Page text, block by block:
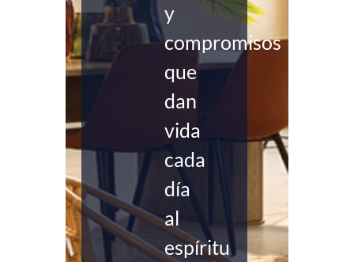
y
compromisos
que
dan
vida
cada
día
al
espíritu